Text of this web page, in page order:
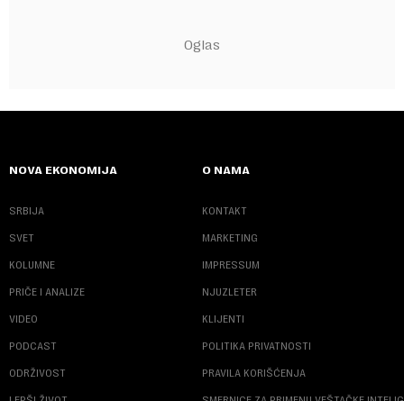
NOVA EKONOMIJA
SRBIJA
SVET
KOLUMNE
PRIČE I ANALIZE
VIDEO
PODCAST
ODRŽIVOST
O NAMA
KONTAKT
MARKETING
IMPRESSUM
NJUZLETER
KLIJENTI
POLITIKA PRIVATNOSTI
PRAVILA KORIŠĆENJA